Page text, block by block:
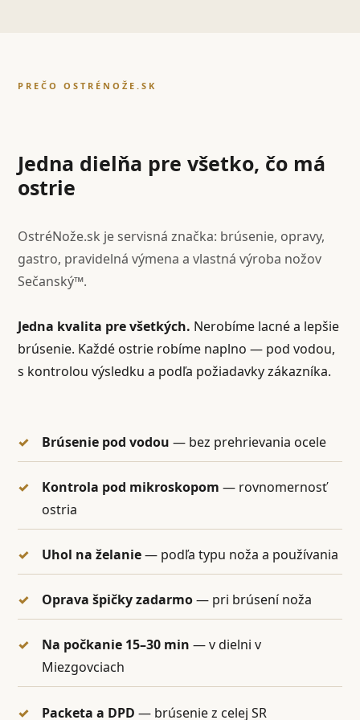
PREČO OSTRÉNOŽE.SK
Jedna dielňa pre všetko, čo má
ostrie
OstréNože.sk je servisná značka: brúsenie, opravy,
gastro, pravidelná výmena a vlastná výroba nožov
Sečanský™.
Jedna kvalita pre všetkých. Nerobíme lacné a lepšie
brúsenie. Každé ostrie robíme naplno — pod vodou,
s kontrolou výsledku a podľa požiadavky zákazníka.
Brúsenie pod vodou — bez prehrievania ocele
Kontrola pod mikroskopom — rovnomernosť
ostria
Uhol na želanie— podľa typu noža a používania
Oprava špičky zadarmo— pri brúsení noža
Na počkanie 15–30 min — v dielni v
Miezgovciach
Packeta a DPD — brúsenie z celej SR